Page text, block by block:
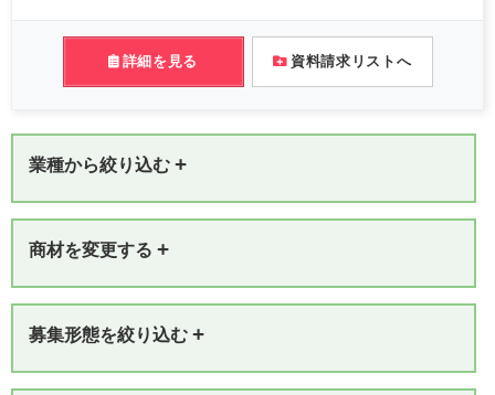
詳細を見る 資料請求リストへ
業種から絞り込む +
商材を変更する +
募集形態を絞り込む +